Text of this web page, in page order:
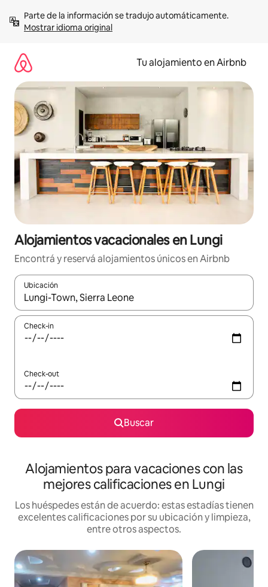
contenidoMostrar idioma original
Tu alojamiento en Airbnb
Alojamientos vacacionales en Lungi
Encontrá y reservá alojamientos únicos en Airbnb
Ubicación
Cuando los resultados estén disponibles, navegá con las
Check-in
Check-out
Buscar
Alojamientos para vacaciones con las
mejores calificaciones en Lungi
Los huéspedes están de acuerdo: estas estadías tienen
excelentes calificaciones por su ubicación y limpieza,
entre otros aspectos.